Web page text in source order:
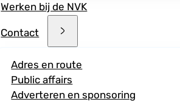
Werken bij de NVK
Contact
Adres en route
Public affairs
Adverteren en sponsoring